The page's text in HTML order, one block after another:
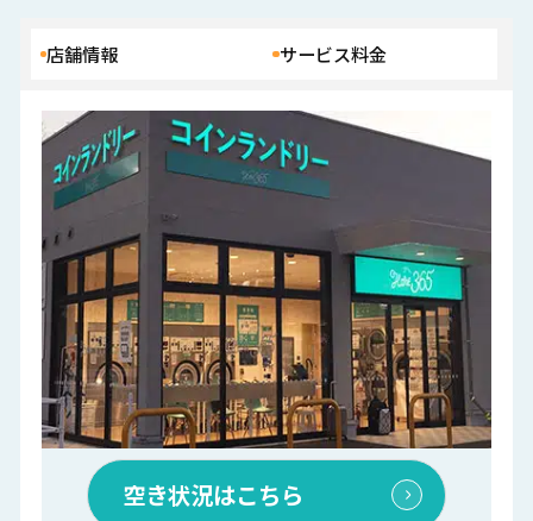
店舗情報 サービス料金
空き状況はこちら